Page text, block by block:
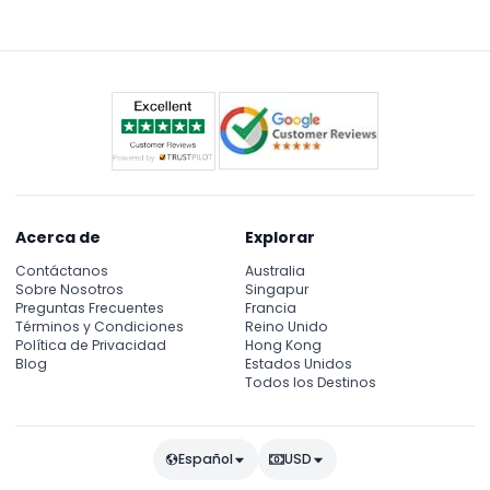
Acerca de
Contáctanos
Sobre Nosotros
Preguntas Frecuentes
Términos y Condiciones
Política de Privacidad
Blog
Explorar
Australia
Singapur
Francia
Reino Unido
Hong Kong
Estados Unidos
Todos los Destinos
Español USD